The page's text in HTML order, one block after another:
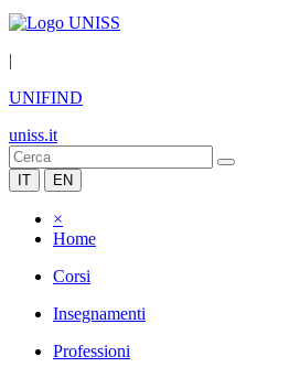
|
UNIFIND
uniss.it
IT EN
×
Home
Corsi
Insegnamenti
Professioni